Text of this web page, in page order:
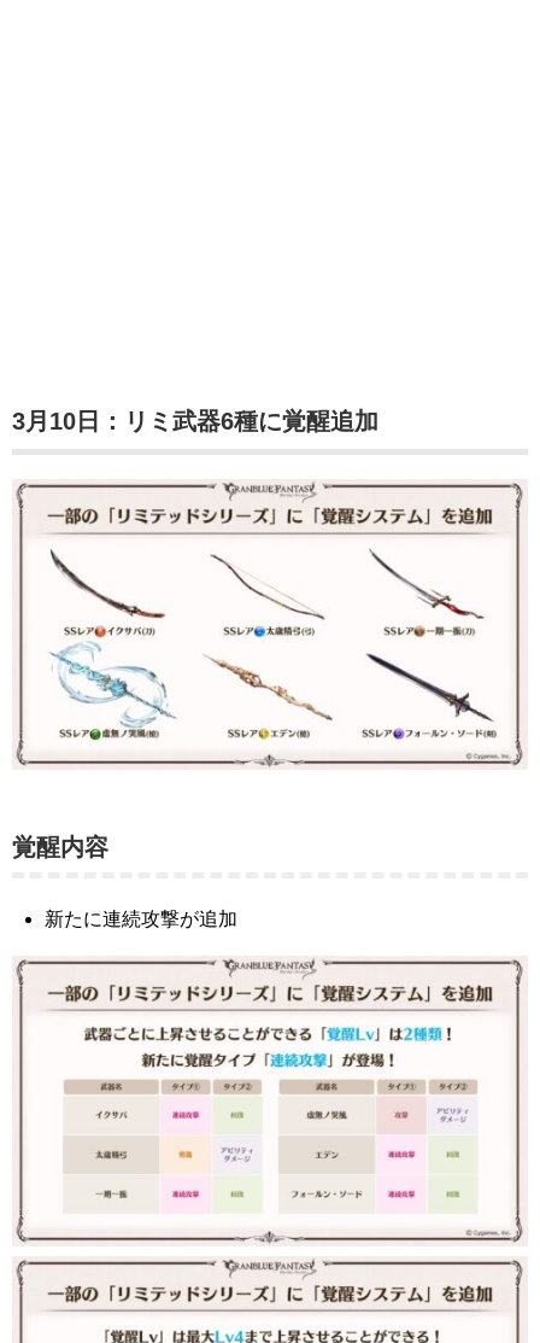
3月10日：リミ武器6種に覚醒追加
覚醒内容
新たに連続攻撃が追加